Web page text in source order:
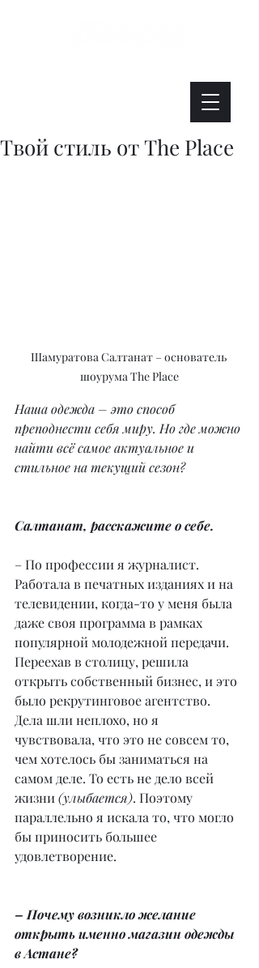
Твой стиль от The Place
Шамуратова Салтанат – основатель
шоурума The Place
Наша одежда – это способ
преподнести себя миру. Но где можно
найти всё самое актуальное и
стильное на текущий сезон?
Салтанат, расскажите о себе.
– По профессии я журналист.
Работала в печатных изданиях и на
телевидении, когда-то у меня была
даже своя программа в рамках
популярной молодежной передачи.
Переехав в столицу, решила
открыть собственный бизнес, и это
было рекрутинговое агентство.
Дела шли неплохо, но я
чувствовала, что это не совсем то,
чем хотелось бы заниматься на
самом деле. То есть не дело всей
жизни (улыбается). Поэтому
параллельно я искала то, что могло
бы приносить большее
удовлетворение.
– Почему возникло желание
открыть именно магазин одежды
в Астане?